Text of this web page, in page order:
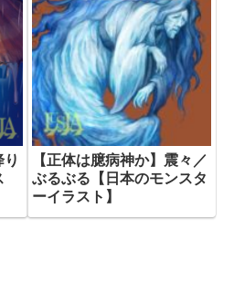
り
【正体は臆病神か】震々／
ぶるぶる【日本のモンスタ
ーイラスト】